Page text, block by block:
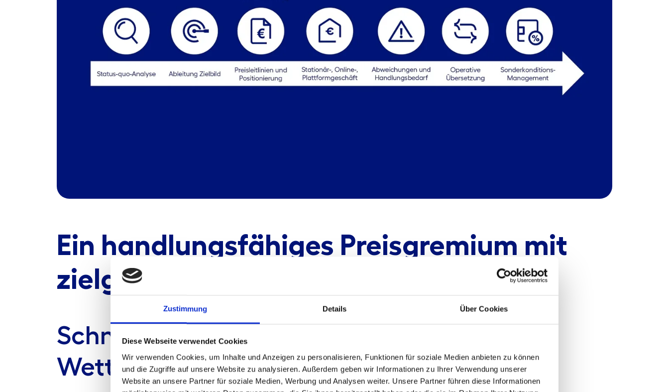
Zustimmung Details Über Cookies
Diese Webseite verwendet Cookies
Wir verwenden Cookies, um Inhalte und Anzeigen zu personalisieren, Funktionen für soziale Medien anbieten zu können
und die Zugriffe auf unsere Website zu analysieren. Außerdem geben wir Informationen zu Ihrer Verwendung unserer
Website an unsere Partner für soziale Medien, Werbung und Analysen weiter. Unsere Partner führen diese Informationen
Ein handlungsfähiges Preisgremium mit
zielgerichteter Preissteuerung
Schnelle Reaktionsfähigkeit auf Markt-,
Wettbewerbs- und Kundenveränderung